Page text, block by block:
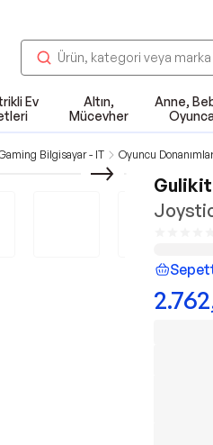
Ev
Altın,
Mücevher
Anne,
Bilgisayar - IT Oyuncu
Gulikit